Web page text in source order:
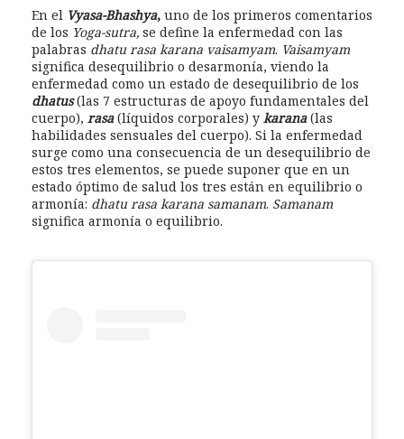
En el Vyasa-Bhashya, uno de los primeros comentarios
de los Yoga-sutra, se define la enfermedad con las
palabras dhatu rasa karana vaisamyam. Vaisamyam
significa desequilibrio o desarmonía, viendo la
enfermedad como un estado de desequilibrio de los
dhatus(las 7 estructuras de apoyo fundamentales del
cuerpo), rasa(líquidos corporales) y karana(las
habilidades sensuales del cuerpo). Si la enfermedad
surge como una consecuencia de un desequilibrio de
estos tres elementos, se puede suponer que en un
estado óptimo de salud los tres están en equilibrio o
armonía: dhatu rasa karana samanam. Samanam
significa armonía o equilibrio.